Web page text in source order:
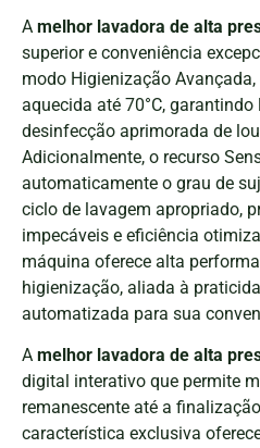
A melhor lavadora de alta
superior e conveniência
modo Higienização
aquecida até 70°C,
desinfecção aprimorada de
Adicionalmente, o recurso
automaticamente o grau de
ciclo de lavagem apropriado,
impecáveis e eficiência
máquina oferece alta
higienização, aliada à
automatizada para sua
A melhor lavadora de alta
digital interativo que permite
remanescente até a
característica exclusiva